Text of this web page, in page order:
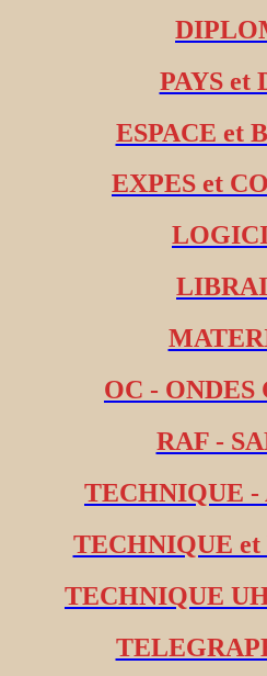
PAYS et
ESPACE et
EXPES et
OC - ONDES
RAF -
TECHNIQUE -
TECHNIQUE
TECHNIQUE